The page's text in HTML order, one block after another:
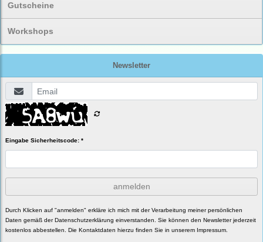
Gutscheine
Workshops
Newsletter
Eingabe Sicherheitscode: *
anmelden
Durch Klicken auf "anmelden" erkläre ich mich mit der Verarbeitung meiner persönlichen
Daten gemäß der Datenschutzerklärung einverstanden. Sie können den Newsletter jederzeit
kostenlos abbestellen. Die Kontaktdaten hierzu finden Sie in unserem Impressum.